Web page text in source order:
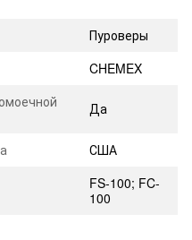
Пуроверы
CHEMEX
Да
США
FS-100; FC-
100